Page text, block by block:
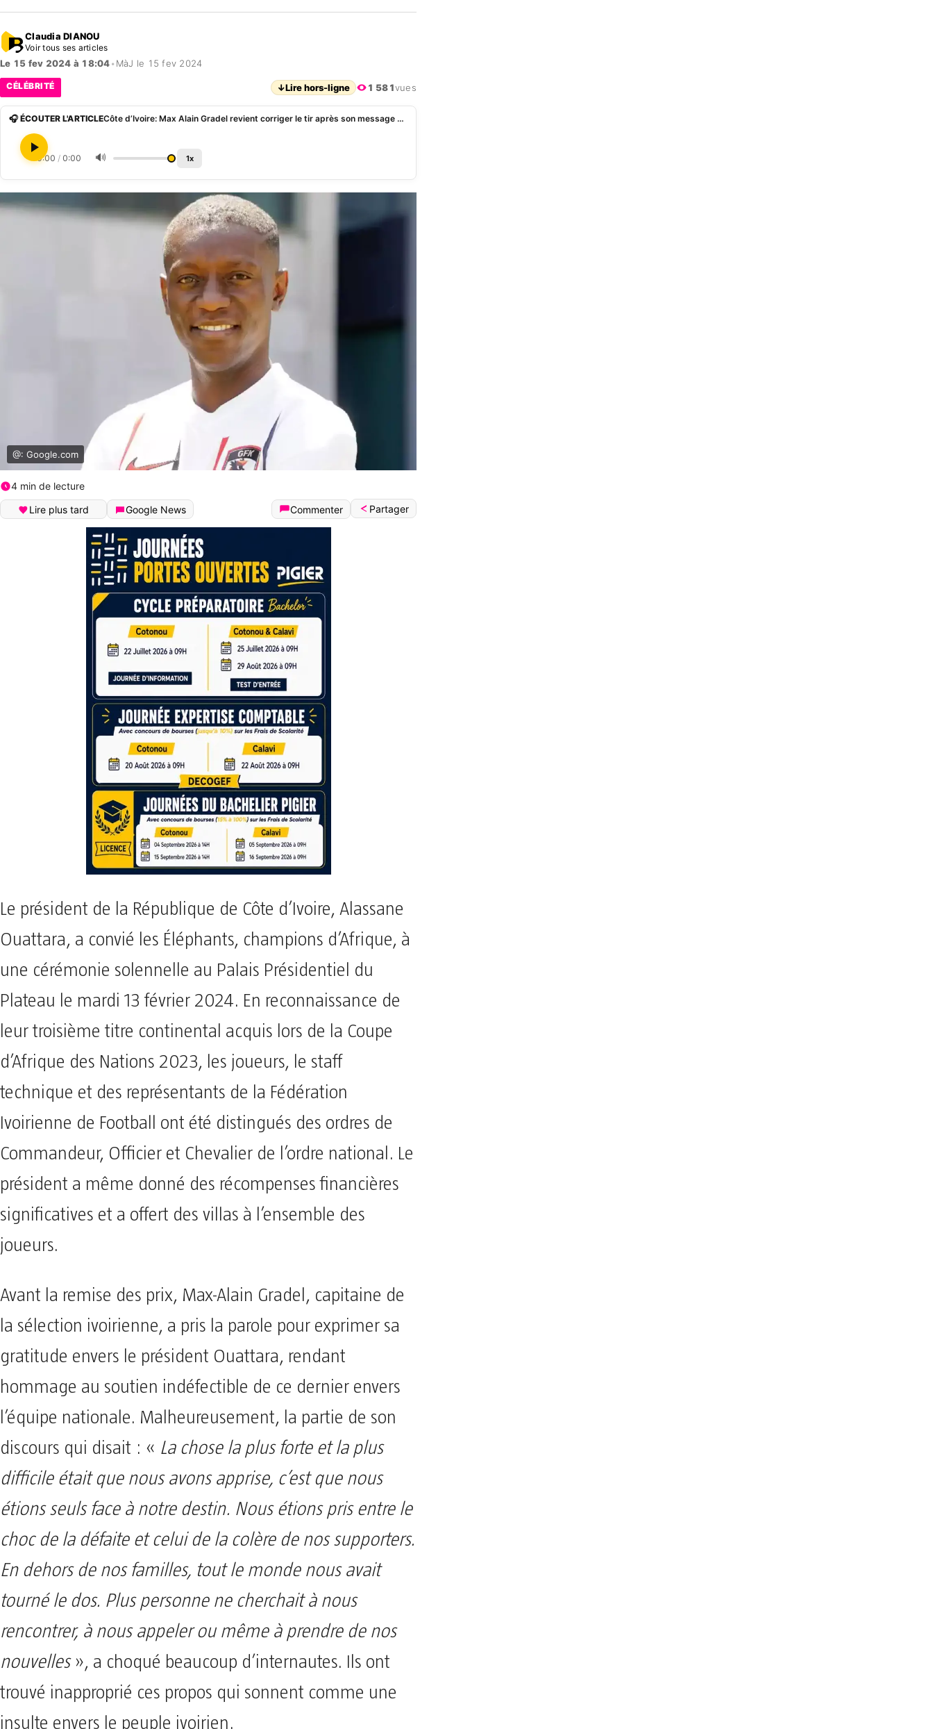
Claudia DIANOU
Voir tous ses articles
Le 15 fev 2024 à 18:04• MàJ le 15 fev 2024
CÉLÉBRITÉ ↓Lire hors-ligne 1 581vues
🎧 ÉCOUTER L'ARTICLE Côte d’Ivoire: Max Alain Gradel revient corriger le tir après son message fort à Alassane Ouattara
0:00 / 0:00 🔊 1x
@: Google.com
4 min de lecture
Lire plus tard
Google News Commenter Partager
Le président de la République de Côte d’Ivoire, Alassane
Ouattara, a convié les Éléphants, champions d’Afrique, à
une cérémonie solennelle au Palais Présidentiel du
Plateau le mardi 13 février 2024. En reconnaissance de
leur troisième titre continental acquis lors de la Coupe
d’Afrique des Nations 2023, les joueurs, le staff
technique et des représentants de la Fédération
Ivoirienne de Football ont été distingués des ordres de
Commandeur, Officier et Chevalier de l’ordre national. Le
président a même donné des récompenses financières
significatives et a offert des villas à l’ensemble des
joueurs.
Avant la remise des prix, Max-Alain Gradel, capitaine de
la sélection ivoirienne, a pris la parole pour exprimer sa
gratitude envers le président Ouattara, rendant
hommage au soutien indéfectible de ce dernier envers
l’équipe nationale. Malheureusement, la partie de son
discours qui disait : « La chose la plus forte et la plus
difficile était que nous avons apprise, c’est que nous
étions seuls face à notre destin. Nous étions pris entre le
choc de la défaite et celui de la colère de nos supporters.
En dehors de nos familles, tout le monde nous avait
tourné le dos. Plus personne ne cherchait à nous
rencontrer, à nous appeler ou même à prendre de nos
nouvelles», a choqué beaucoup d’internautes. Ils ont
trouvé inapproprié ces propos qui sonnent comme une
insulte envers le peuple ivoirien.